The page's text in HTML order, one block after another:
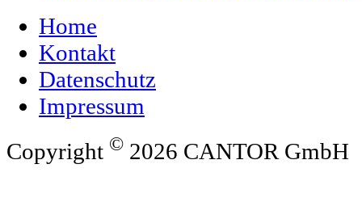
Home
Kontakt
Datenschutz
Impressum
Copyright © 2026 CANTOR GmbH